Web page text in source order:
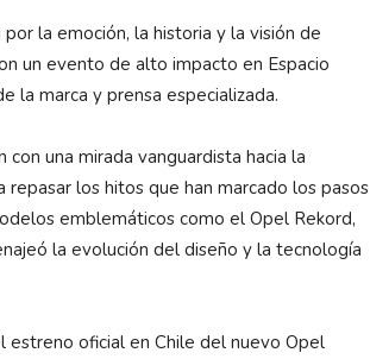
la emoción, la historia y la visión de
un evento de alto impacto en Espacio
la marca y prensa especializada.
una mirada vanguardista hacia la
los hitos que han marcado los pasos
emblemáticos como el Opel Rekord,
la evolución del diseño y la tecnología
oficial en Chile del nuevo Opel